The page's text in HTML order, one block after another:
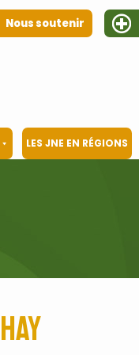
Nous soutenir
LES JNE EN RÉGIONS